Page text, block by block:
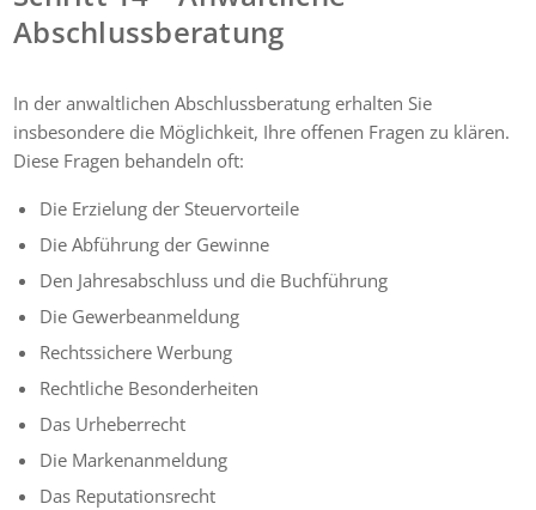
Abschlussberatung
In der anwaltlichen Abschlussberatung erhalten Sie
insbesondere die Möglichkeit, Ihre offenen Fragen zu klären.
Diese Fragen behandeln oft:
Die Erzielung der Steuervorteile
Die Abführung der Gewinne
Den Jahresabschluss und die Buchführung
Die Gewerbeanmeldung
Rechtssichere Werbung
Rechtliche Besonderheiten
Das Urheberrecht
Die Markenanmeldung
Das Reputationsrecht